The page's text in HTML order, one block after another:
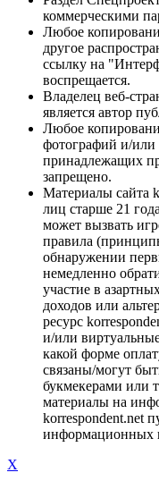
коммерческими
Любое
другое
ссылку на
воспрещается.
Владелец веб-
является автор
Любое
фотографий и/или
принадлежащих
запрещено.
Материалы сайта
лиц старше 21
может вызвать
правила
обнаружении
немедленно
участие в
доходов или
ресурс
и/или
какой форме
связаны/могут
букмекерами или
материалы на
korrespondent.net
информационных
X